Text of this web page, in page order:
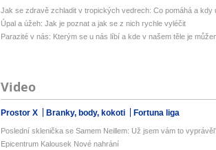
Jak se zdravě zchladit v tropických vedrech: Co pomáhá a kdy
Úpal a úžeh: Jak je poznat a jak se z nich rychle vyléčit
Parazité v nás: Kterým se u nás líbí a kde v našem těle je
Video
Prostor X Branky, body, kokoti Fortuna liga
Poslední sklenička se Samem Neillem: Už jsem vám to
Epicentrum Kalousek Nové nahrání